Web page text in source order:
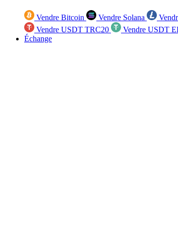
Vendre Bitcoin Vendre Solana
Vendre USDT TRC20
Vendre USDT
Échange